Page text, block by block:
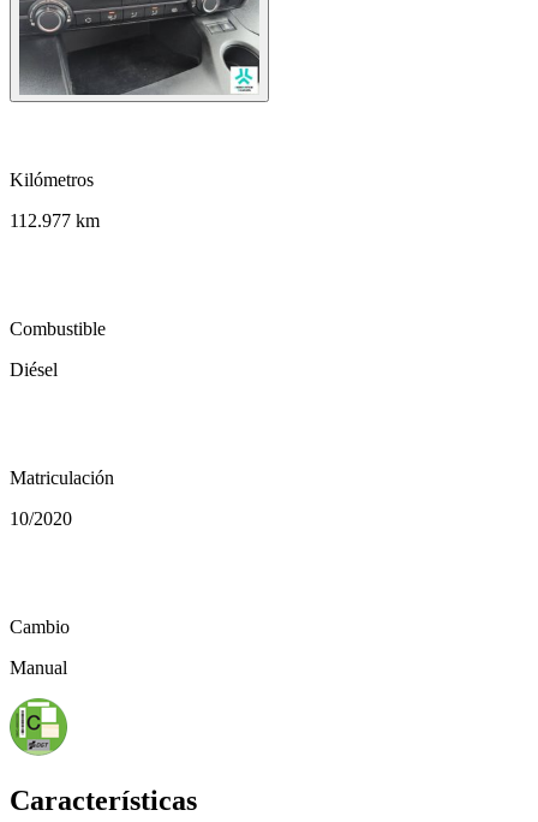
Kilómetros
112.977 km
Combustible
Diésel
Matriculación
10/2020
Cambio
Manual
Características